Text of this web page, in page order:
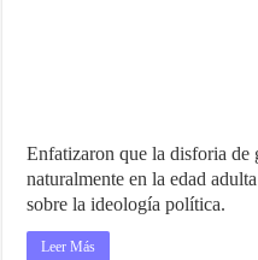
Enfatizaron que la disforia de
naturalmente en la edad
sobre la ideología política.
Leer Más